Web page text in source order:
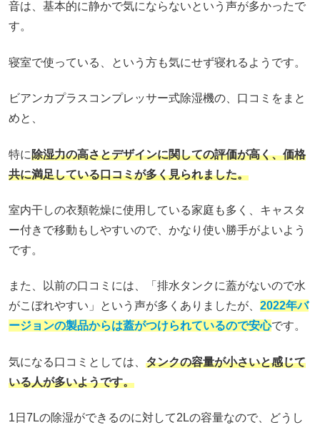
音は、基本的に静かで気にならないという声が多かったで
す。
寝室で使っている、という方も気にせず寝れるようです。
ビアンカプラスコンプレッサー式除湿機の、口コミをまと
めと、
特に除湿力の高さとデザインに関しての評価が高く、価格
共に満足している口コミが多く見られました。
室内干しの衣類乾燥に使用している家庭も多く、キャスタ
ー付きで移動もしやすいので、かなり使い勝手がよいよう
です。
また、以前の口コミには、「排水タンクに蓋がないので水
がこぼれやすい」という声が多くありましたが、 2022年バ
ージョンの製品からは蓋がつけられているので安心です。
気になる口コミとしては、 タンクの容量が小さいと感じて
いる人が多いようです。
1日7Lの除湿ができるのに対して2Lの容量なので、どうし